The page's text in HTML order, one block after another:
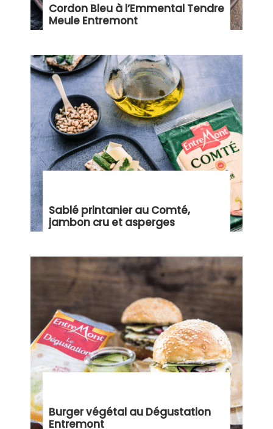
Cordon Bleu à l’Emmental Tendre
Meule Entremont
Sablé printanier au Comté,
jambon cru et asperges
Burger végétal au Dégustation
Entremont